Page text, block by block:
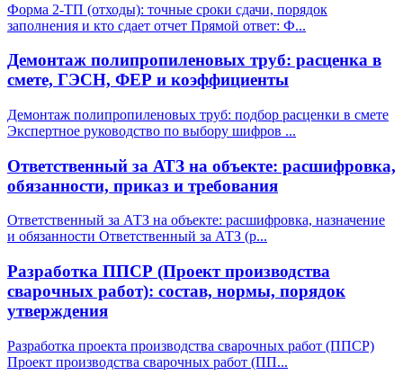
Форма 2-ТП (отходы): точные сроки сдачи, порядок
заполнения и кто сдает отчет Прямой ответ: Ф...
Демонтаж полипропиленовых труб: расценка в
смете, ГЭСН, ФЕР и коэффициенты
Демонтаж полипропиленовых труб: подбор расценки в смете
Экспертное руководство по выбору шифров ...
Ответственный за АТЗ на объекте: расшифровка,
обязанности, приказ и требования
Ответственный за АТЗ на объекте: расшифровка, назначение
и обязанности Ответственный за АТЗ (р...
Разработка ППСР (Проект производства
сварочных работ): состав, нормы, порядок
утверждения
Разработка проекта производства сварочных работ (ППСР)
Проект производства сварочных работ (ПП...